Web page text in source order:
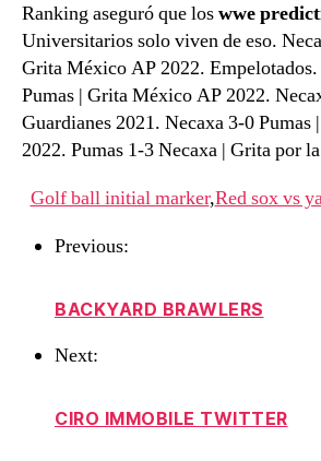
Ranking aseguró que loswwe
Universitarios solo viven de eso.
Grita México AP 2022.
Pumas | Grita México AP 2022.
Guardianes 2021. Necaxa 3-0
2022. Pumas 1-3 Necaxa | Grita por
Golf ball initial marker,Red sox vs
Previous:
BACKYARD BRAWLERS
Next:
CIRO IMMOBILE TWITTER